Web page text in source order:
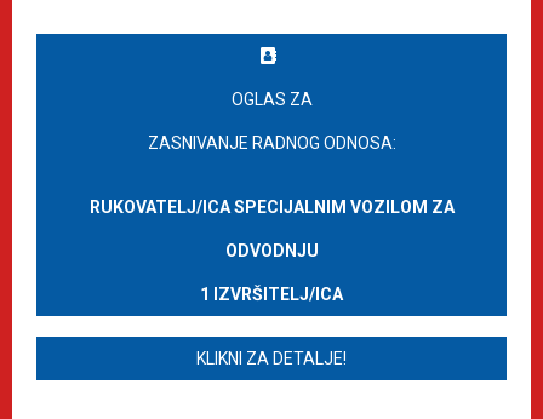
OGLAS ZA
ZASNIVANJE RADNOG ODNOSA:
RUKOVATELJ/ICA SPECIJALNIM VOZILOM ZA
ODVODNJU
1 IZVRŠITELJ/ICA
KLIKNI ZA DETALJE!